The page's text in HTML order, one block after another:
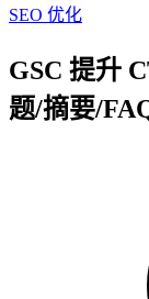
SEO 优化
GSC 提升
题/摘要/